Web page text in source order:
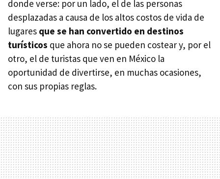
donde verse: por un lado, el de las personas
desplazadas a causa de los altos costos de vida de
lugares que se han convertido en destinos
turísticos que ahora no se pueden costear y, por el
otro, el de turistas que ven en México la
oportunidad de divertirse, en muchas ocasiones,
con sus propias reglas.